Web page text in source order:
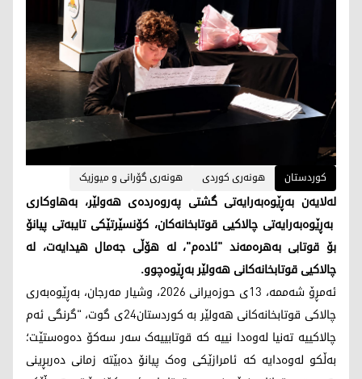
کوردستان هونەری کوردی هونەری گۆرانی و میوزیک
لەلایەن بەڕێوەبەرایەتی گشتی پەروەردەی هەولێر، بەهاوکاری
بەڕێوەبەرایەتی چالاکیی قوتابخانەکان، کۆنسێرتێکی تایبەتی پیانۆ
بۆ قوتابی بەهرەمەند "ئادەم"، لە هۆڵی جەمال هیدایەت، لە
چالاکیی قوتابخانەکانی هەولێر بەڕێوەچوو.
ئەمڕۆ شەممە، 13ی حوزەیرانی 2026، وشیار مەرجان، بەڕێوەبەری
چالاکی قوتابخانەکانی هەولێر بە کوردستان24ی گوت، "گرنگی ئەم
چالاکییە تەنیا لەوەدا نییە کە قوتابییەک سەر سەکۆ دەوەستێت؛
بەڵکو لەوەدایە کە ئامرازێکی وەک پیانۆ دەبێتە زمانی دەربڕینی